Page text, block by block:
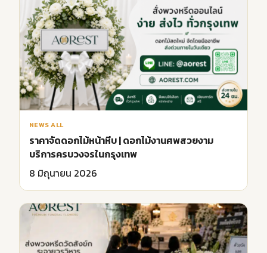
NEWS ALL
ราคาจัดดอกไม้หน้าหีบ | ดอกไม้งานศพสวยงาม
บริการครบวงจรในกรุงเทพ
8 มิถุนายน 2026